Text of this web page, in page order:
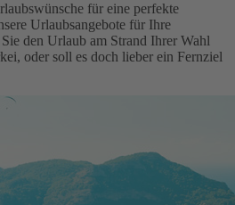
für eine perfekte
Urlaubsangebote für Ihre
den Urlaub am Strand Ihrer Wahl
oder soll es doch lieber ein Fernziel